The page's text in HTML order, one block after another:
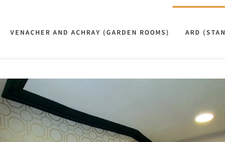
VENACHER AND ACHRAY (GARDEN ROOMS) ARD